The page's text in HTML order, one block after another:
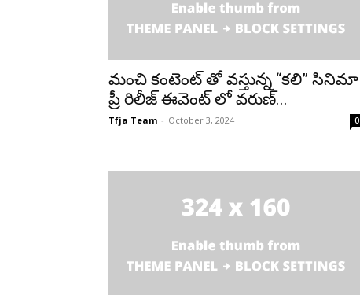
మంచి కంటెంట్ తో వస్తున్న “కలి” సినిమా
ప్రీ రిలీజ్ ఈవెంట్ లో వరుణ్...
Tfja Team - October 3, 2024 0